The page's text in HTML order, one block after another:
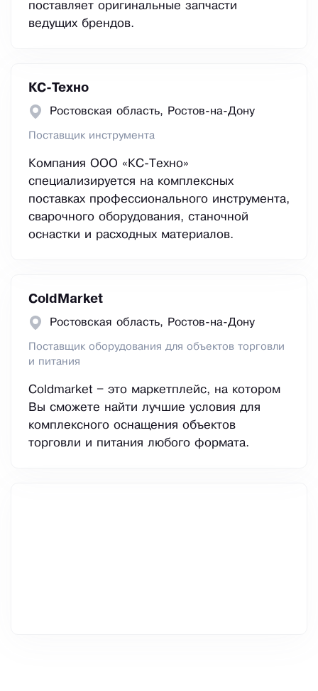
поставляет оригинальные запчасти
ведущих брендов.
КС-Техно
Ростовская область, Ростов-на-Дону
Поставщик инструмента
Компания ООО «КС-Техно»
специализируется на комплексных
поставках профессионального инструмента,
сварочного оборудования, станочной
оснастки и расходных материалов.
ColdMarket
Ростовская область, Ростов-на-Дону
Поставщик оборудования для объектов торговли
и питания
Coldmarket – это маркетплейс, на котором
Вы сможете найти лучшие условия для
комплексного оснащения объектов
торговли и питания любого формата.